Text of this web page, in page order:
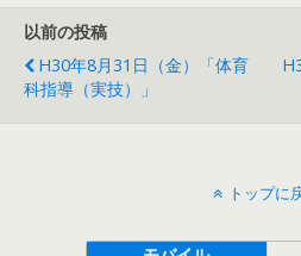
以前の投稿
H30年8月31日（金）「体育
科指導（実技）」
トップに